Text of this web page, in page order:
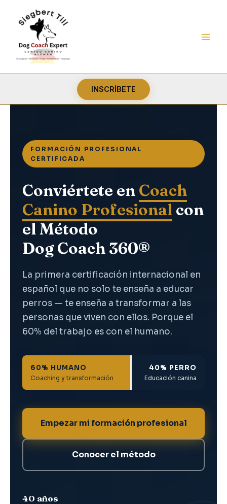
contenido
INSCRÍBETE
FORMACIÓN PROFESIONAL
CERTIFICADA
Conviértete en Coach
Canino Profesional con
el Método
Dog Coach 360®
La primera certificación internacional en
español que no solo te enseña a educar
perros — te enseña a transformar a las
personas que viven con ellos. Porque el
60% del trabajo es con el humano.
60% HUMANO
Coaching y transformación
40% PERRO
Educación canina
Empezar mi formación profesional
Conocer el método
40 años